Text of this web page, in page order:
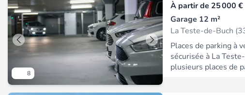
8
À partir de 25 000 €
Garage 12 m²
La Teste-de-Buch
Places de parking à
sécurisée à La
plusieurs places de